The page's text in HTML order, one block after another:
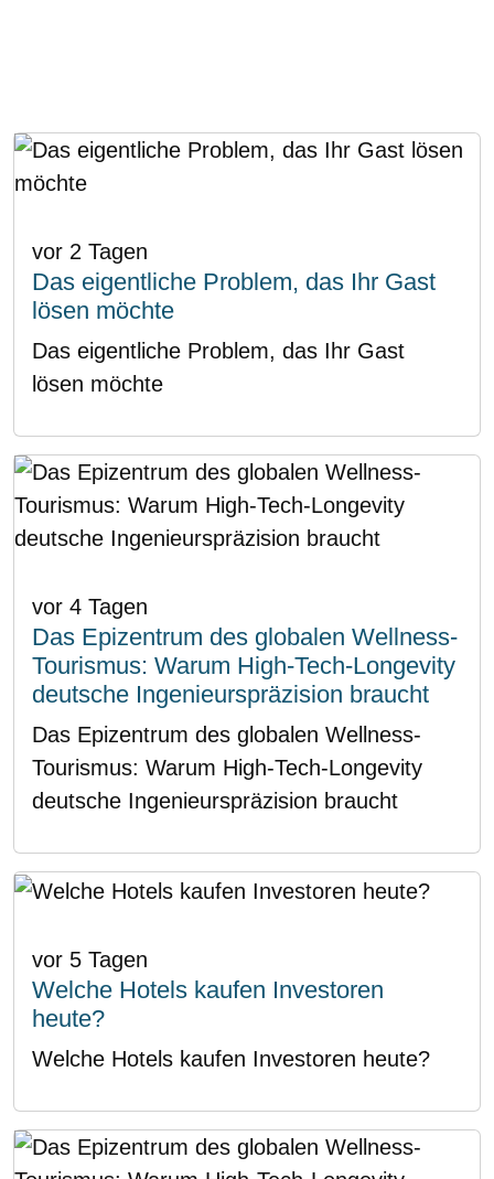
vor 2 Tagen
Das eigentliche Problem, das Ihr Gast
lösen möchte
Das eigentliche Problem, das Ihr Gast
lösen möchte
vor 4 Tagen
Das Epizentrum des globalen Wellness-
Tourismus: Warum High-Tech-Longevity
deutsche Ingenieurspräzision braucht
Das Epizentrum des globalen Wellness-
Tourismus: Warum High-Tech-Longevity
deutsche Ingenieurspräzision braucht
vor 5 Tagen
Welche Hotels kaufen Investoren
heute?
Welche Hotels kaufen Investoren heute?